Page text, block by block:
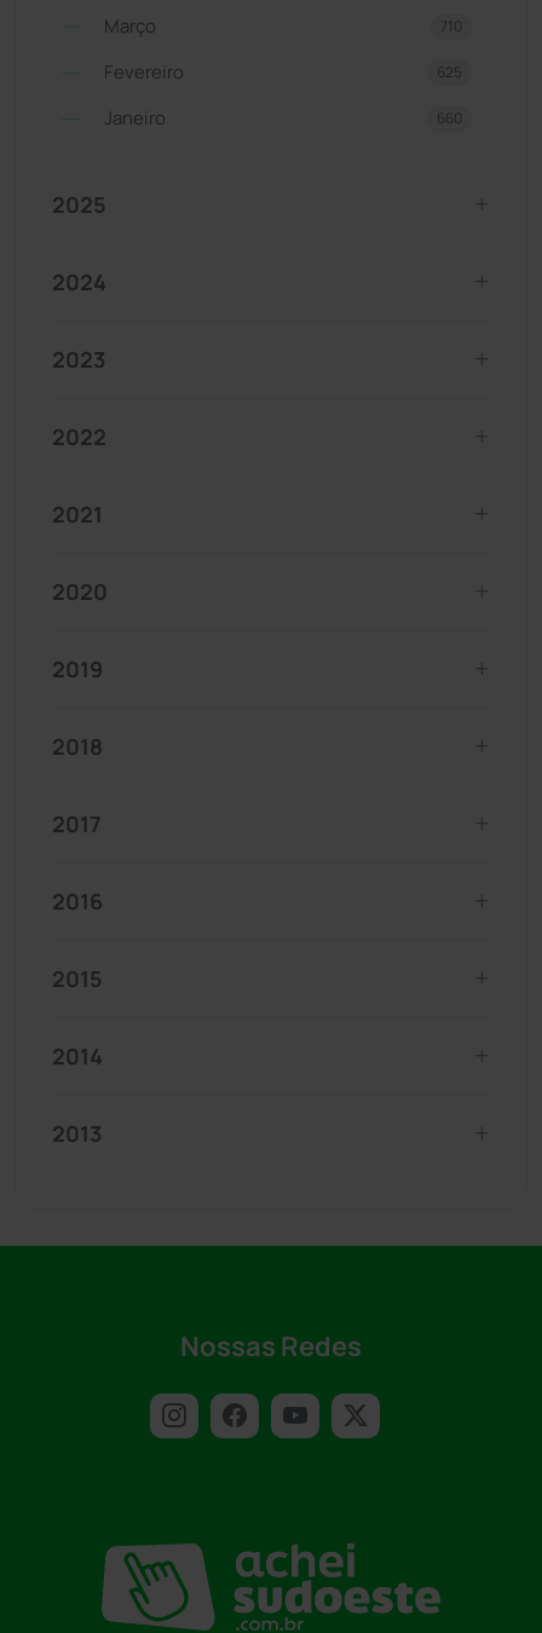
Março 710
Fevereiro 625
Janeiro 660
2025
2024
2023
2022
2021
2020
2019
2018
2017
2016
2015
2014
2013
Nossas Redes